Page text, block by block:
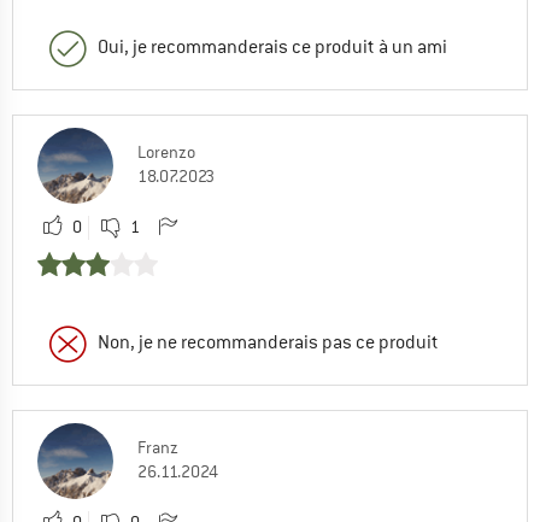
Oui, je recommanderais ce produit à un ami
Lorenzo
18.07.2023
0 1
Non, je ne recommanderais pas ce produit
Franz
26.11.2024